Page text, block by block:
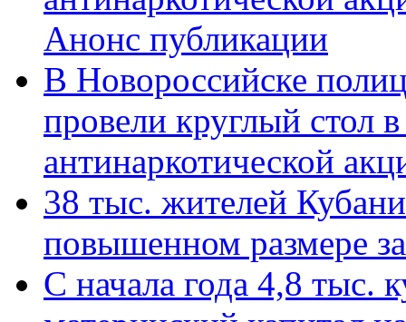
Анонс публикации
В Новороссийске
провели круглый стол
антинаркотической
38 тыс. жителей
повышенном размере
С начала года 4,8 тыс.